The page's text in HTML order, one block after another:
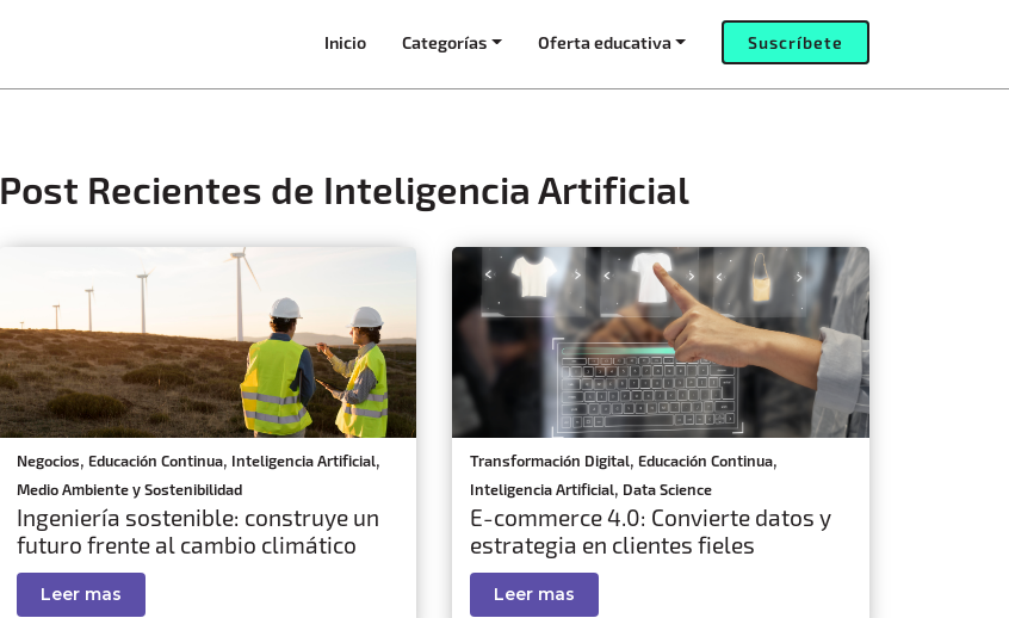
Inicio Categorías Oferta educativa Suscríbete
Post Recientes de Inteligencia Artificial
Negocios, Educación Continua, Inteligencia Artificial,
Medio Ambiente y Sostenibilidad
Ingeniería sostenible: construye un
futuro frente al cambio climático
Leer mas
Transformación Digital, Educación Continua,
Inteligencia Artificial, Data Science
E-commerce 4.0: Convierte datos y
estrategia en clientes fieles
Leer mas